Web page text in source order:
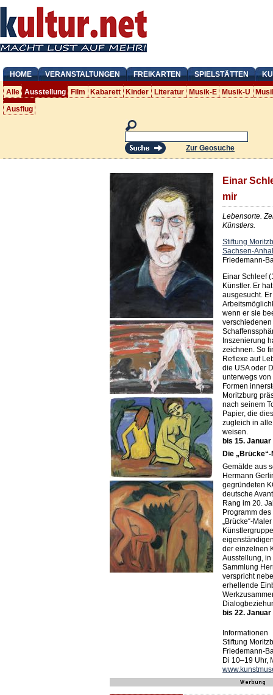
HOME VERANSTALTUNGEN FREIKARTEN SPIELSTÄTTEN
Alle Ausstellung Film Kabarett Kinder Literatur Musik-E Musik-U
Ausflug
Zur Geosuche
Einar
mir
Lebensorte.
Künstlers.
Stiftung
Sachsen-
Friedemann-
Einar Schleef
Künstler. Er
ausgesucht.
wenn er sie
Inszenierung
zeichnen. So
Reflexe auf
die USA oder
unterwegs
Formen
Moritzburg
nach seinem
Papier, die
zugleich in
weisen.
bis 15. Januar
Die „Brücke“-
Gemälde aus
Hermann
gegründeten
deutsche
Rang im 20.
Programm
„Brücke“-
der einzelnen
Ausstellung,
Sammlung
verspricht
erhellende
bis 22. Januar
Informationen
Stiftung
Friedemann-
Di 10–19 Uhr,